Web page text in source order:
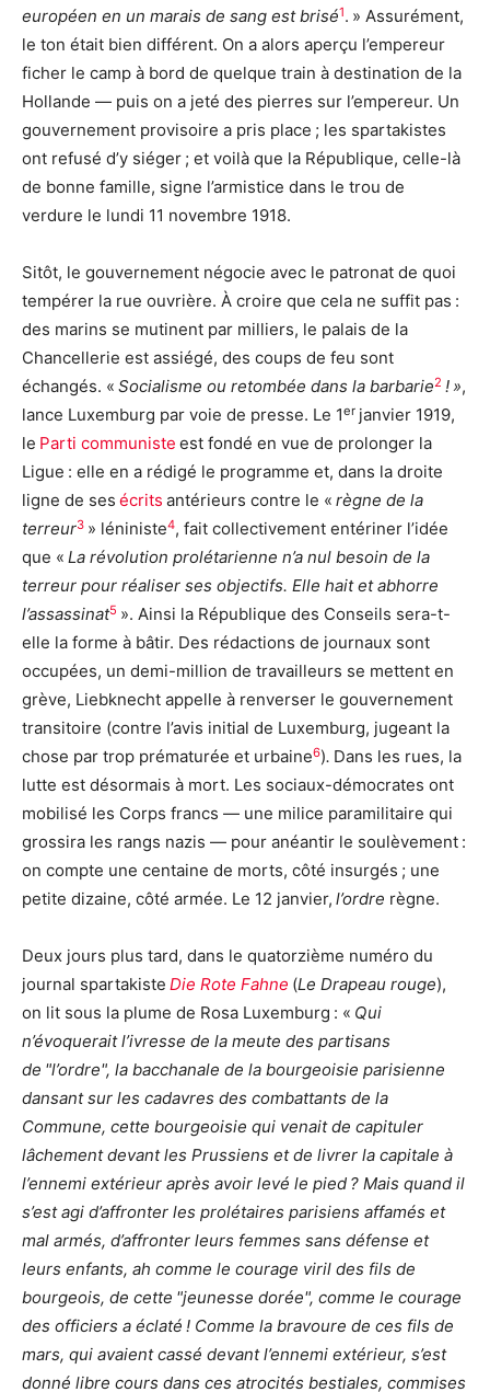
européen en un marais de sang est brisé1. » Assurément,
le ton était bien différent. On a alors aperçu l’empereur
ficher le camp à bord de quelque train à destination de la
Hollande — puis on a jeté des pierres sur l’empereur. Un
gouvernement provisoire a pris place ; les spartakistes
ont refusé d’y siéger ; et voilà que la République, celle-là
de bonne famille, signe l’armistice dans le trou de
verdure le lundi 11 novembre 1918.
Sitôt, le gouvernement négocie avec le patronat de quoi
tempérer la rue ouvrière. À croire que cela ne suffit pas :
des marins se mutinent par milliers, le palais de la
Chancellerie est assiégé, des coups de feu sont
échangés. « Socialisme ou retombée dans la barbarie2 ! »,
lance Luxemburg par voie de presse. Le 1er janvier 1919,
le Parti communiste est fondé en vue de prolonger la
Ligue : elle en a rédigé le programme et, dans la droite
ligne de ses écrits antérieurs contre le « règne de la
terreur3 » léniniste4, fait collectivement entériner l’idée
que « La révolution prolétarienne n’a nul besoin de la
terreur pour réaliser ses objectifs. Elle hait et abhorre
l’assassinat5 ». Ainsi la République des Conseils sera-t-
elle la forme à bâtir. Des rédactions de journaux sont
occupées, un demi-million de travailleurs se mettent en
grève, Liebknecht appelle à renverser le gouvernement
transitoire (contre l’avis initial de Luxemburg, jugeant la
chose par trop prématurée et urbaine6). Dans les rues, la
lutte est désormais à mort. Les sociaux-démocrates ont
mobilisé les Corps francs — une milice paramilitaire qui
grossira les rangs nazis — pour anéantir le soulèvement :
on compte une centaine de morts, côté insurgés ; une
petite dizaine, côté armée. Le 12 janvier, l’ordre règne.
Deux jours plus tard, dans le quatorzième numéro du
journal spartakiste Die Rote Fahne (Le Drapeau rouge),
on lit sous la plume de Rosa Luxemburg : « Qui
n’évoquerait l’ivresse de la meute des partisans
de l’ordre , la bacchanale de la bourgeoisie parisienne
dansant sur les cadavres des combattants de la
Commune, cette bourgeoisie qui venait de capituler
lâchement devant les Prussiens et de livrer la capitale à
l’ennemi extérieur après avoir levé le pied ? Mais quand il
s’est agi d’affronter les prolétaires parisiens affamés et
mal armés, d’affronter leurs femmes sans défense et
leurs enfants, ah comme le courage viril des fils de
bourgeois, de cette jeunesse dorée , comme le courage
des officiers a éclaté ! Comme la bravoure de ces fils de
mars, qui avaient cassé devant l’ennemi extérieur, s’est
donné libre cours dans ces atrocités bestiales, commises